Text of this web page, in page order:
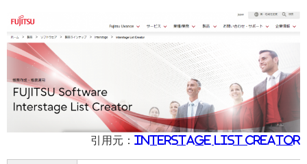
引用元： Interstage List Creator